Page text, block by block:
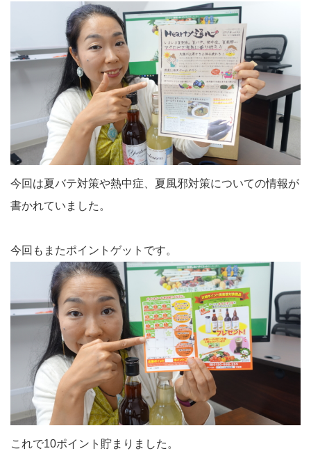
今回は夏バテ対策や熱中症、夏風邪対策についての情報が
書かれていました。
今回もまたポイントゲットです。
これで10ポイント貯まりました。